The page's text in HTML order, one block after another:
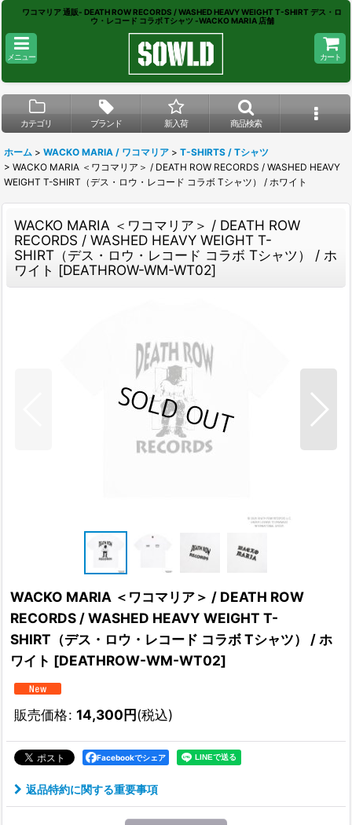
ワコマリア 通販- DEATH ROW RECORDS / WASHED HEAVY WEIGHT T-SHIRT デス・ロ
ウ・レコード コラボ Tシャツ -WACKO MARIA 店舗
メニュー カート
カテゴリ ブランド 新入荷 商品検索
ホーム > WACKO MARIA / ワコマリア > T-SHIRTS / Tシャツ
> WACKO MARIA ＜ワコマリア＞ / DEATH ROW RECORDS / WASHED HEAVY
WEIGHT T-SHIRT（デス・ロウ・レコード コラボ Tシャツ） / ホワイト
WACKO MARIA ＜ワコマリア＞ / DEATH ROW
RECORDS / WASHED HEAVY WEIGHT T-
SHIRT（デス・ロウ・レコード コラボ Tシャツ） / ホ
ワイト [DEATHROW-WM-WT02]
WACKO MARIA ＜ワコマリア＞ / DEATH ROW
RECORDS / WASHED HEAVY WEIGHT T-
SHIRT（デス・ロウ・レコード コラボ Tシャツ） / ホ
ワイト [DEATHROW-WM-WT02]
販売価格: 14,300円(税込)
Facebookでシェア
返品特約に関する重要事項